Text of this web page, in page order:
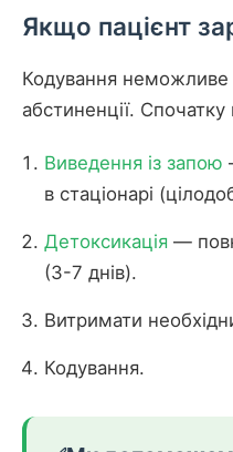
Якщо пацієнт
Кодування неможливе
абстиненції. Спочатку
Виведення із запою
в стаціонарі
Детоксикація —
(3-7 днів).
Витримати
Кодування.